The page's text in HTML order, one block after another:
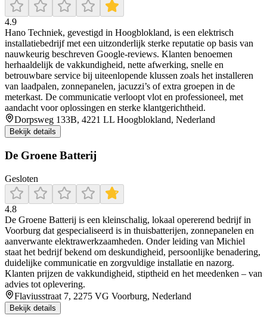
4.9
Hano Techniek, gevestigd in Hoogblokland, is een elektrisch
installatiebedrijf met een uitzonderlijk sterke reputatie op basis van
nauwkeurig beschreven Google-reviews. Klanten benoemen
herhaaldelijk de vakkundigheid, nette afwerking, snelle en
betrouwbare service bij uiteenlopende klussen zoals het installeren
van laadpalen, zonnepanelen, jacuzzi’s of extra groepen in de
meterkast. De communicatie verloopt vlot en professioneel, met
aandacht voor oplossingen en sterke klantgerichtheid.
Dorpsweg 133B, 4221 LL Hoogblokland, Nederland
Bekijk details
De Groene Batterij
Gesloten
4.8
De Groene Batterij is een kleinschalig, lokaal opererend bedrijf in
Voorburg dat gespecialiseerd is in thuisbatterijen, zonnepanelen en
aanverwante elektrawerkzaamheden. Onder leiding van Michiel
staat het bedrijf bekend om deskundigheid, persoonlijke benadering,
duidelijke communicatie en zorgvuldige installatie en nazorg.
Klanten prijzen de vakkundigheid, stiptheid en het meedenken – van
advies tot oplevering.
Flaviusstraat 7, 2275 VG Voorburg, Nederland
Bekijk details